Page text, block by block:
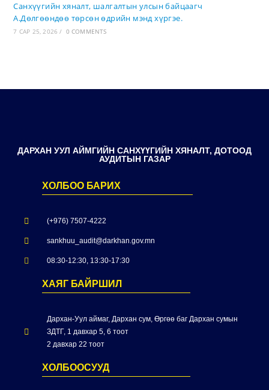
Санхүүгийн хяналт, шалгалтын улсын байцаагч
А.Дөлгөөндөө төрсөн өдрийн мэнд хүргэе.
7 САР 25, 2026 / 0 COMMENTS
ДАРХАН УУЛ АЙМГИЙН САНХҮҮГИЙН ХЯНАЛТ, ДОТООД
АУДИТЫН ГАЗАР
ХОЛБОО БАРИХ
(+976) 7507-4222
sankhuu_audit@darkhan.gov.mn
08:30-12:30, 13:30-17:30
ХАЯГ БАЙРШИЛ
Дархан-Уул аймаг, Дархан сум, Өргөө баг Дархан сумын
ЗДТГ, 1 давхар 5, 6 тоот
2 давхар 22 тоот
ХОЛБООСУУД